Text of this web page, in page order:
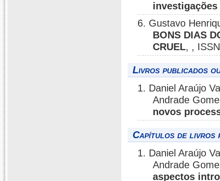
6. Gustavo
BONS DIAS
CRUEL, ,
Livros publicados
1. Daniel Araújo
Andrade
novos
Capítulos de livros
1. Daniel Araújo
Andrade
aspectos